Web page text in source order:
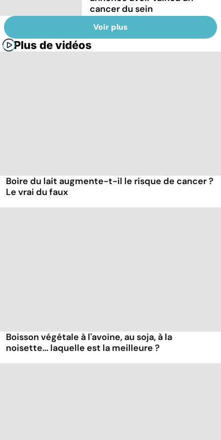
cancer du sein
Voir plus
Plus de vidéos
Boire du lait augmente-t-il le risque de cancer ?
Le vrai du faux
Boisson végétale à l'avoine, au soja, à la
noisette... laquelle est la meilleure ?